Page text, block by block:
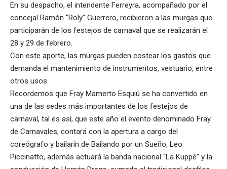
En su despacho, el intendente Ferreyra, acompañado por el
concejal Ramón “Roly” Guerrero, recibieron a las murgas que
participarán de los festejos de carnaval que se realizarán el
28 y 29 de febrero.
Con este aporte, las murgas pueden costear los gastos que
demanda el mantenimiento de instrumentos, vestuario, entre
otros usos.
Recordemos que Fray Mamerto Esquiú se ha convertido en
una de las sedes más importantes de los festejos de
carnaval, tal es así, que este año el evento denominado Fray
de Carnavales, contará con la apertura a cargo del
coreógrafo y bailarín de Bailando por un Sueño, Leo
Piccinatto, además actuará la banda nacional “La Kuppé” y la